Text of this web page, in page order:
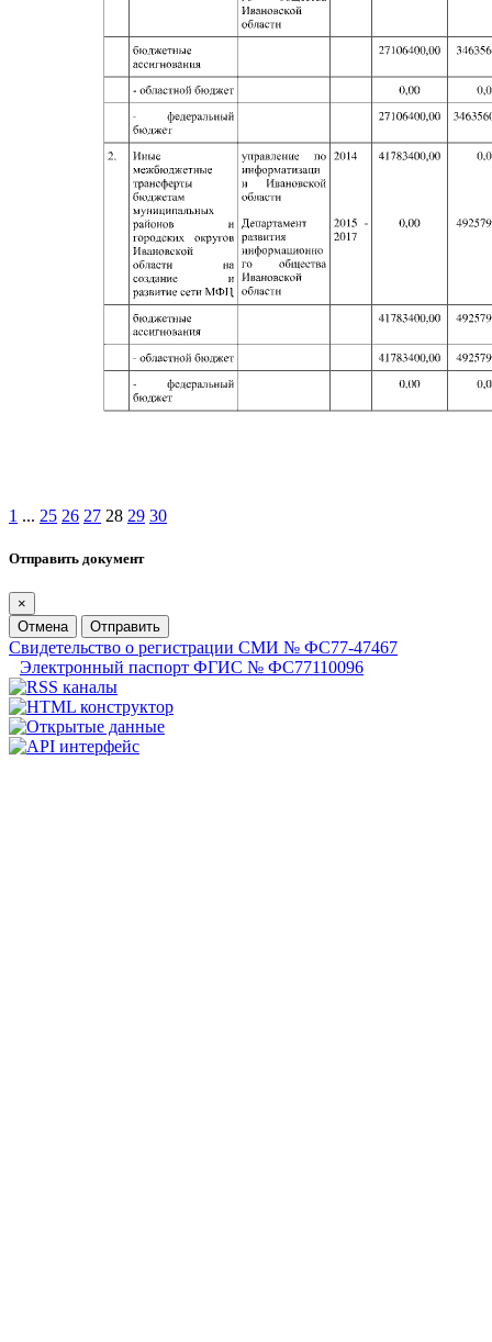
1 ... 25 26 27 28 29 30
Отправить документ
×
Отмена
Отправить
Свидетельство о регистрации СМИ № ФС77-47467
Электронный паспорт ФГИС № ФС77110096